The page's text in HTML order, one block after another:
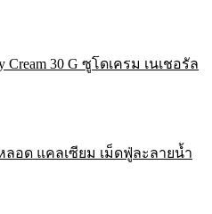
Cream 30 G ซูโดเครม เนเชอรัล
หลอด แคลเซียม เม็ดฟู่ละลายน้ำ